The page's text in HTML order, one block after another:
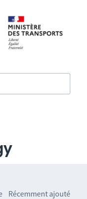
Récemment ajouté